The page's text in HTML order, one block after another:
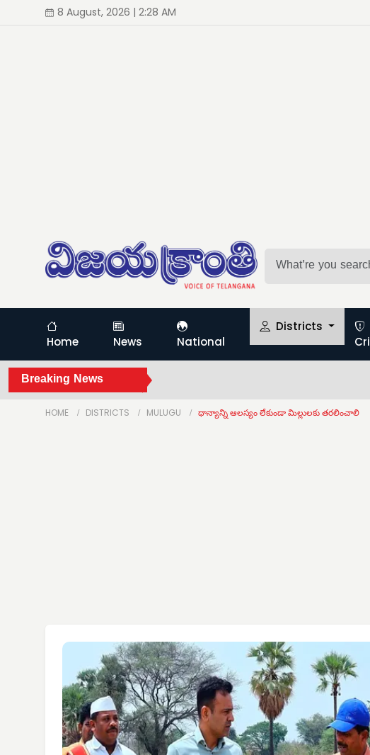
8 August, 2026 | 2:28 AM
Home News National
Districts
Breaking News
HOME DISTRICTS MULUGU ధాన్యాన్ని ఆలస్యం లేకుండా మిల్లులకు తరలించాలి